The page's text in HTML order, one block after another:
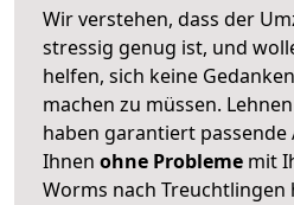
Wir verstehen, dass der
stressig genug ist, und
helfen, sich keine
machen zu müssen.
haben garantiert passende
Ihnen ohne Probleme mit
Worms nach Treuchtlingen